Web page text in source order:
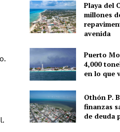
Playa del
millones
avenida
Puerto
4,000
en lo que
Othón P.
finanzas
de deuda